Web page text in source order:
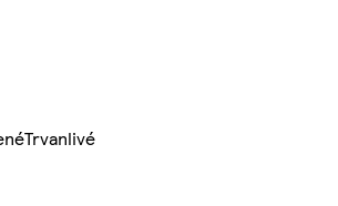
Trvanlivé